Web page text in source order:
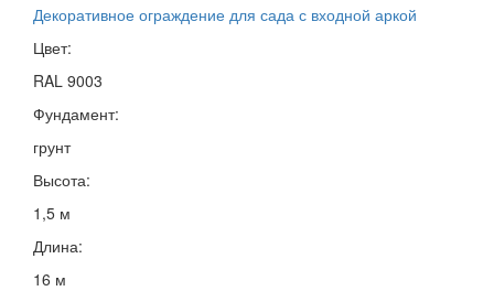
Декоративное ограждение для сада с входной аркой
Цвет:
RAL 9003
Фундамент:
грунт
Высота:
1,5 м
Длина:
16 м